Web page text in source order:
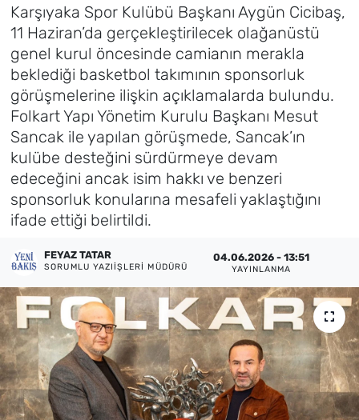
Karşıyaka Spor Kulübü Başkanı Aygün Cicibaş,
11 Haziran’da gerçekleştirilecek olağanüstü
genel kurul öncesinde camianın merakla
beklediği basketbol takımının sponsorluk
görüşmelerine ilişkin açıklamalarda bulundu.
Folkart Yapı Yönetim Kurulu Başkanı Mesut
Sancak ile yapılan görüşmede, Sancak’ın
kulübe desteğini sürdürmeye devam
edeceğini ancak isim hakkı ve benzeri
sponsorluk konularına mesafeli yaklaştığını
ifade ettiği belirtildi.
FEYAZ TATAR
SORUMLU YAZIIŞLERI MÜDÜRÜ
04.06.2026 - 13:51
YAYINLANMA
Magazin
Foto Galeri
Künye
İletişim